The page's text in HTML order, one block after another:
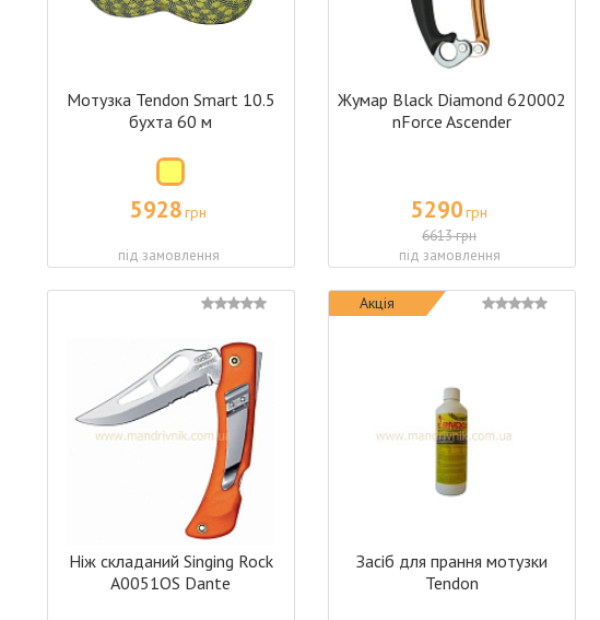
Мотузка Tendon Smart 10.5
бухта 60 м
5928грн
під замовлення
Жумар Black Diamond 620002
nForce Ascender
5290грн
6613 грн
під замовлення
Ніж складаний Singing Rock
А0051OS Dante
Акція
Засіб для прання мотузки
Tendon